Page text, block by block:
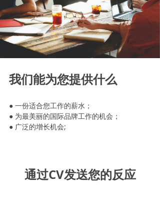
我们能为您提供什么
● 一份适合您工作的薪水；
● 为最美丽的国际品牌工作的机会；
● 广泛的增长机会;
通过CV发送您的反应